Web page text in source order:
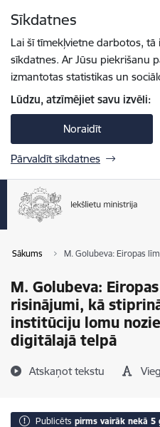
Sīkdatnes
Lai šī tīmekļvietne darbotos,
sīkdatnes. Ar Jūsu piekrišanu
izmantotas statistikas un
Lūdzu, atzīmējiet savu izvēli:
Noraidīt
Pārvaldīt sīkdatnes
Sākums M. Golubeva: Eiropas
M. Golubeva:
risinājumi, kā
institūciju lomu
digitālajā telpā
Atskaņot tekstu
Publicēts pirms vairāk nekā 5